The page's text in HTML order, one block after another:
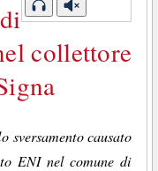
collettore
causato
ENI nel comune di